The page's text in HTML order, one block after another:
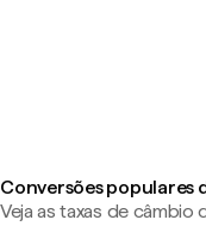
Conversões populares
Veja as taxas de